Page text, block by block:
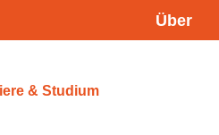
Über
& Studium